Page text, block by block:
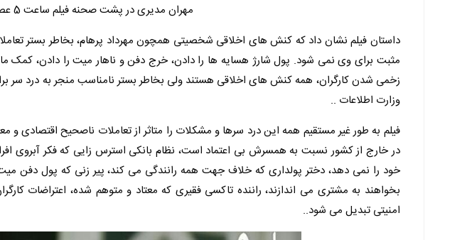
مهران مدیری در پشت صحنه فیلم ساعت 5 عصر
داستان فیلم نشان داد که کنش های اخلاقی شخصیتی همچون مهرداد پرهام، بخاطر بستر
مثبت برای وی نمی شود. پول شارژ هسایه ها را دادن، خرج دفن و ناهار میت را دادن، کمک
زخمی شدن کارگران، همه کنش های اخلاقی هستند ولی بخاطر بستر نامناسب منجر به درد سر
وزارت اطلاعات ..
فیلم به طور غیر مستقیم همه این درد سرها و مشکلات را متاثر از تعاملات ناصحیح اقتصادی
در خارج از کشور نسبت به همسرش بی اعتماد است، نظام بانکی استرس زایی که فکر آبروی
خود را نمی دهد، دختر پولداری که خلاف جهت همه رانندگی می کند، پیر زنی که پول دفن
بخواهند به مشتری می اندازند، راننده تاکسی فقیری که معتاد و متوهم شده، اعتراضات
امنیتی تبدیل می شود..